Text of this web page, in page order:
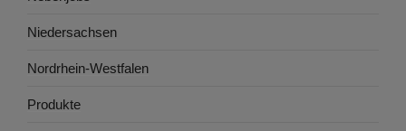
Niedersachsen
Nordrhein-Westfalen
Produkte